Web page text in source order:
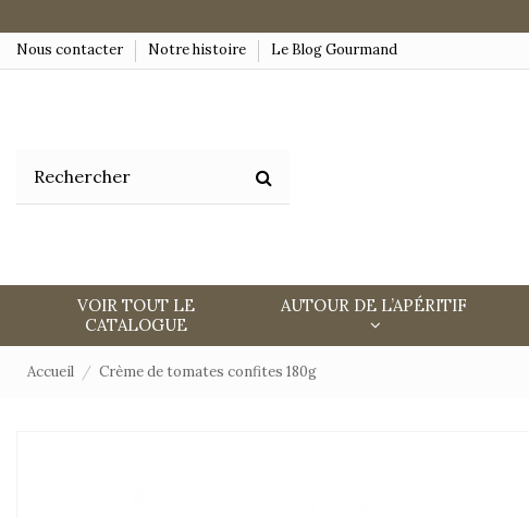
Nous contacter Notre histoire Le Blog Gourmand
VOIR TOUT LE
CATALOGUE
AUTOUR DE L’APÉRITIF
Accueil Crème de tomates confites 180g